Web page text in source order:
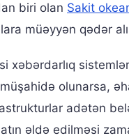
biri olan Sakit
müəyyən qədər
xəbərdarlıq
olunarsa,
adətən
əldə edilməsi